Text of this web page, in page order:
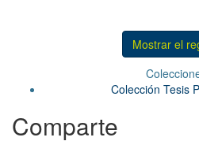
Mostrar el
Colección Tesis
Comparte